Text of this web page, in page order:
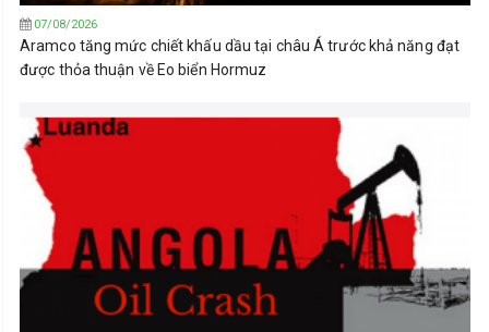
07/08/2026
Aramco tăng mức chiết khấu dầu tại châu Á trước khả năng đạt
được thỏa thuận về Eo biển Hormuz